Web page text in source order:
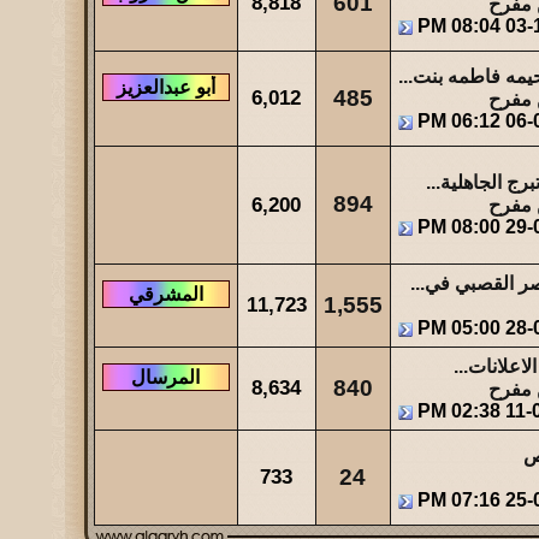
مفرح
03-
08:04 PM
فاطمه بنت...
مفرح
06-
06:12 PM
485
6,012
الجاهلية...
مفرح
29-
08:00 PM
894
6,200
القصبي في...
28-
05:00 PM
1,555
11,723
مفرح
11-
02:38 PM
840
8,634
25-
07:16 PM
24
733